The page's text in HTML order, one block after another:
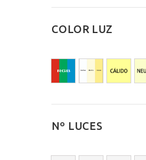
COLOR LUZ
Nº LUCES